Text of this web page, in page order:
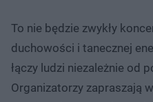
To nie będzie zwykły
duchowości i tanecznej
łączy ludzi niezależnie od
Organizatorzy zapraszają